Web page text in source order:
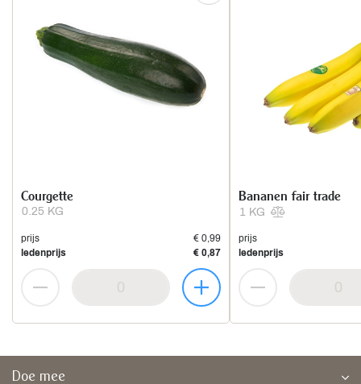
0.25 KG
Courgette
prijs
€ 0,99
ledenprijs
€ 0,87
1 KG
Bananen fair trade
prijs
ledenprijs
Doe mee